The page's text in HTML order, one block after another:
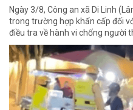
Ngày 3/8, Công an xã Di Linh
trong trường hợp khẩn cấp đối
điều tra về hành vi chống người